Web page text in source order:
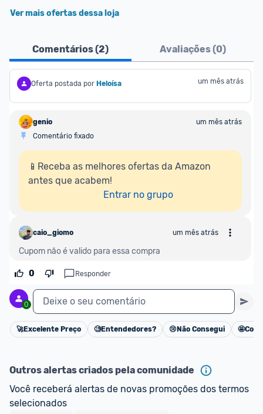
Ver mais ofertas dessa loja
Comentários (2) Avaliações (0)
Oferta postada por Heloísa um mês atrás
genio
um mês atrás
Comentário fixado
📱Receba as melhores ofertas da Amazon
antes que acabem!
Entrar no grupo
caio_giomo um mês atrás
Cupom não é valido para essa compra
0 Responder
0 Deixe o seu comentário
Cancelar
🚀Excelente Preço 🧐Entendedores? 😢 Não Consegui 🤩
Outros alertas criados pela comunidade
Você receberá alertas de novas promoções dos termos
selecionados